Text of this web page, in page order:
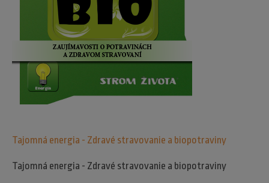
Tajomná energia - Zdravé stravovanie a biopotraviny
Tajomná energia - Zdravé stravovanie a biopotraviny